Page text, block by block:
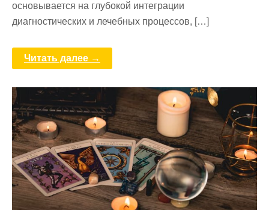
основывается на глубокой интеграции
диагностических и лечебных процессов, […]
Читать далее →